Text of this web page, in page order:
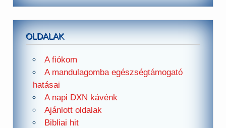
OLDALAK
A fiókom
A mandulagomba egészségtámogató
hatásai
A napi DXN kávénk
Ajánlott oldalak
Bibliai hit